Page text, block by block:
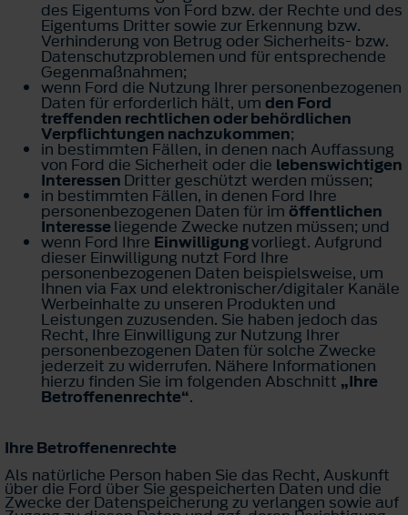
des Eigentums von Ford bzw. der Rechte und des
Eigentums Dritter sowie zur Erkennung bzw.
Verhinderung von Betrug oder Sicherheits- bzw.
Datenschutzproblemen und für entsprechende
Gegenmaßnahmen;
wenn Ford die Nutzung Ihrer personenbezogenen
Daten für erforderlich hält, um den Ford
treffenden rechtlichen oder behördlichen
Verpflichtungen nachzukommen;
in bestimmten Fällen, in denen nach Auffassung
von Ford die Sicherheit oder die lebenswichtigen
Interessen Dritter geschützt werden müssen;
in bestimmten Fällen, in denen Ford Ihre
personenbezogenen Daten für im öffentlichen
Interesse liegende Zwecke nutzen müssen; und
wenn Ford Ihre Einwilligungvorliegt. Aufgrund
dieser Einwilligung nutzt Ford Ihre
personenbezogenen Daten beispielsweise, um
Ihnen via Fax und elektronischer/digitaler Kanäle
Werbeinhalte zu unseren Produkten und
Leistungen zuzusenden. Sie haben jedoch das
Recht, Ihre Einwilligung zur Nutzung Ihrer
personenbezogenen Daten für solche Zwecke
jederzeit zu widerrufen. Nähere Informationen
hierzu finden Sie im folgenden Abschnitt „Ihre
Betroffenenrechte“.
Ihre Betroffenenrechte
Als natürliche Person haben Sie das Recht, Auskunft
über die Ford über Sie gespeicherten Daten und die
Zwecke der Datenspeicherung zu verlangen sowie auf